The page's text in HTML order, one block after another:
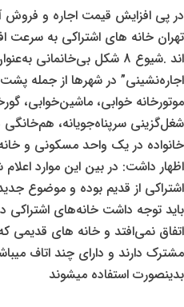
125
1400
در پی افزایش قیمت اجاره و فروش
تهران خانه های اشتراکی به سرعت
اند .شیوع 8 شکل بی‌خانمانی
اجاره‌نشینی” در شهرها از جمله
موتورخانه خوابی، ماشین‌خوابی،
شغل‌گزینی سرپناه‌جویانه، هم‌خانگی
خانواده در یک واحد مسکونی و
اظهار داشت: در بین این موارد
اشتراکی از قدیم بوده و موضوع
باید توجه داشت خانه‌های اشتراکی
اتفاق نمی‌افتد و خانه های قدیمی
مشترک دارند و دارای چند اتاف
بدینصورت استفاده میشوند